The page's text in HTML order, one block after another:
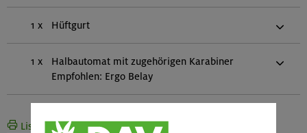
1 x Hüftgurt
1 x
Halbautomat mit zugehörigen Karabiner
Empfohlen: Ergo Belay
Liste drucken